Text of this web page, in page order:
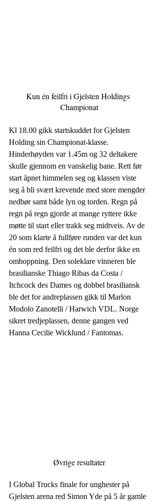
Kun én feilfri i Gjelsten Holdings
Championat
Kl 18.00 gikk startskuddet for Gjelsten
Holding sin Championat-klasse.
Hinderhøyden var 1.45m og 32 deltakere
skulle gjennom en vanskelig bane. Rett før
start åpnet himmelen seg og klassen viste
seg å bli svært krevende med store mengder
nedbør samt både lyn og torden. Regn på
regn på regn gjorde at mange ryttere ikke
møtte til start eller trakk seg midtveis. Av de
20 som klarte å fullføre runden var det kun
én som red feilfri og det ble derfor ikke en
omhoppning. Den soleklare vinneren ble
brasilianske Thiago Ribas da Costa /
Itchcock des Dames og dobbel brasiliansk
ble det for andreplassen gikk til Marlon
Modolo Zanotelli / Harwich VDL. Norge
sikret tredjeplassen, denne gangen ved
Hanna Cecilie Wicklund / Fantomas.
Øvrige resultater
I Global Trucks finale for unghester på
Gjelsten arena red Simon Yde på 5 år gamle